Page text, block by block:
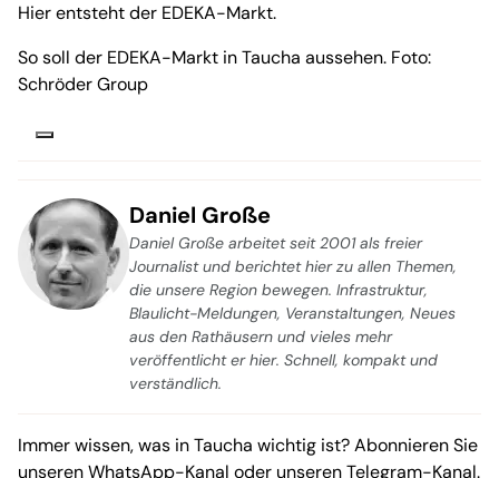
Hier entsteht der EDEKA-Markt.
So soll der EDEKA-Markt in Taucha aussehen. Foto:
Schröder Group
Daniel Große
Daniel Große arbeitet seit 2001 als freier
Journalist und berichtet hier zu allen Themen,
die unsere Region bewegen. Infrastruktur,
Blaulicht-Meldungen, Veranstaltungen, Neues
aus den Rathäusern und vieles mehr
veröffentlicht er hier. Schnell, kompakt und
verständlich.
Immer wissen, was in Taucha wichtig ist? Abonnieren Sie
unserenWhatsApp-Kanal oder unserenTelegram-Kanal.